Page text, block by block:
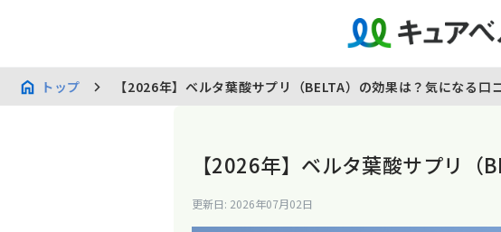
トップ 【2026年】ベルタ葉酸サプリ（BELTA）の効果は？気になる口
【2026年】ベルタ葉酸サプリ（
更新日: 2026年07月02日